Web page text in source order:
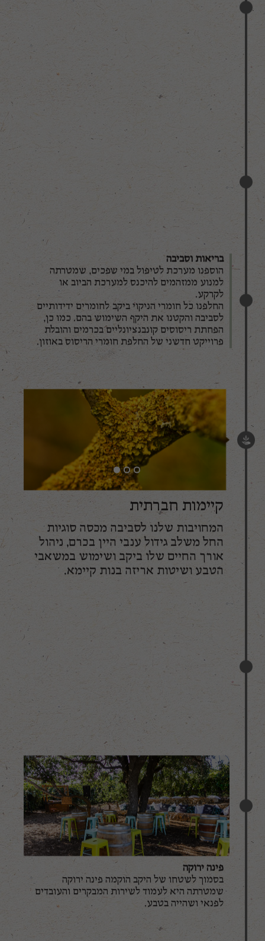
בריאות וסביבה
הוספנו מערכת לטיפול במי שפכים, שמטרתה
למנוע ממזהמים להיכנס למערכת הביוב או
לקרקע.
החלפנו כל חומרי הניקוי ביקב לחומרים ידידותיים
לסביבה והקטנו את היקף השימוש בהם. כמו כן,
הפחתת ריסוסים קונבנציונליים בכרמים והובלת
פרוייקט חדשני של החלפת חומרי הריסוס באוזון.
קיימות חברתית
המחויבות שלנו לסביבה מכסה סוגיות
החל משלב גידול ענבי היין בכרם, ניהול
אורך החיים שלו ביקב ושימוש במשאבי
הטבע ושיטות אריזה בנות קיימא.
פינה ירוקה
בסמוך לשטחו של היקב הוקמה פינה ירוקה
שמטרתה היא לעמוד לשירות המבקרים והעובדים
לפנאי ושהייה בטבע.